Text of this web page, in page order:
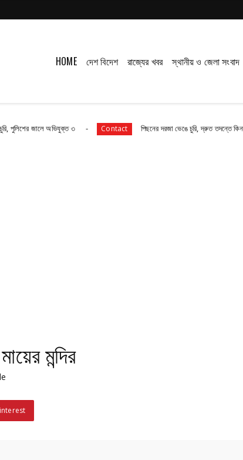
HOME দেশ বিদেশ রাজ্যের খবর স্থানীয় ও জেলা সংবাদ
জালে অভিযুক্ত ৩ Contact পিছনের দরজা ভেঙে চুরি, দ্রুত তদন্তে কিনারা! উদ্ধার
মন্দির